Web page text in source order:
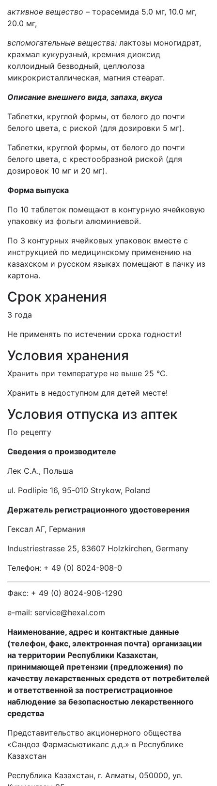
активное вещество – торасемида 5.0 мг, 10.0 мг,
20.0 мг,
вспомогательные вещества: лактозы моногидрат,
крахмал кукурузный, кремния диоксид
коллоидный безводный, целлюлоза
микрокристаллическая, магния стеарат.
Описание внешнего вида, запаха, вкуса
Таблетки, круглой формы, от белого до почти
белого цвета, с риской (для дозировки 5 мг).
Таблетки, круглой формы, от белого до почти
белого цвета, с крестообразной риской (для
дозировок 10 мг и 20 мг).
Форма выпуска
По 10 таблеток помещают в контурную ячейковую
упаковку из фольги алюминиевой.
По 3 контурных ячейковых упаковок вместе с
инструкцией по медицинскому применению на
казахском и русском языках помещают в пачку из
картона.
Срок хранения
3 года
Не применять по истечении срока годности!
Условия хранения
Хранить при температуре не выше 25 °С.
Хранить в недоступном для детей месте!
Условия отпуска из аптек
По рецепту
Сведения о производителе
Лек С.А., Польша
ul. Podlipie 16, 95-010 Strykow, Poland
Держатель регистрационного удостоверения
Гексал АГ, Германия
Industriestrasse 25, 83607 Holzkirchen, Germany
Телефон: + 49 (0) 8024-908-0
Факс: + 49 (0) 8024-908-1290
e-mail: service@hexal.com
Наименование, адрес и контактные данные
(телефон, факс, электронная почта) организации
на территории Республики Казахстан,
принимающей претензии (предложения) по
качеству лекарственных средств от потребителей
и ответственной за пострегистрационное
наблюдение за безопасностью лекарственного
средства
Представительство акционерного общества
«Сандоз Фармасьютикалс д.д.» в Республике
Казахстан
Республика Казахстан, г. Алматы, 050000, ул.